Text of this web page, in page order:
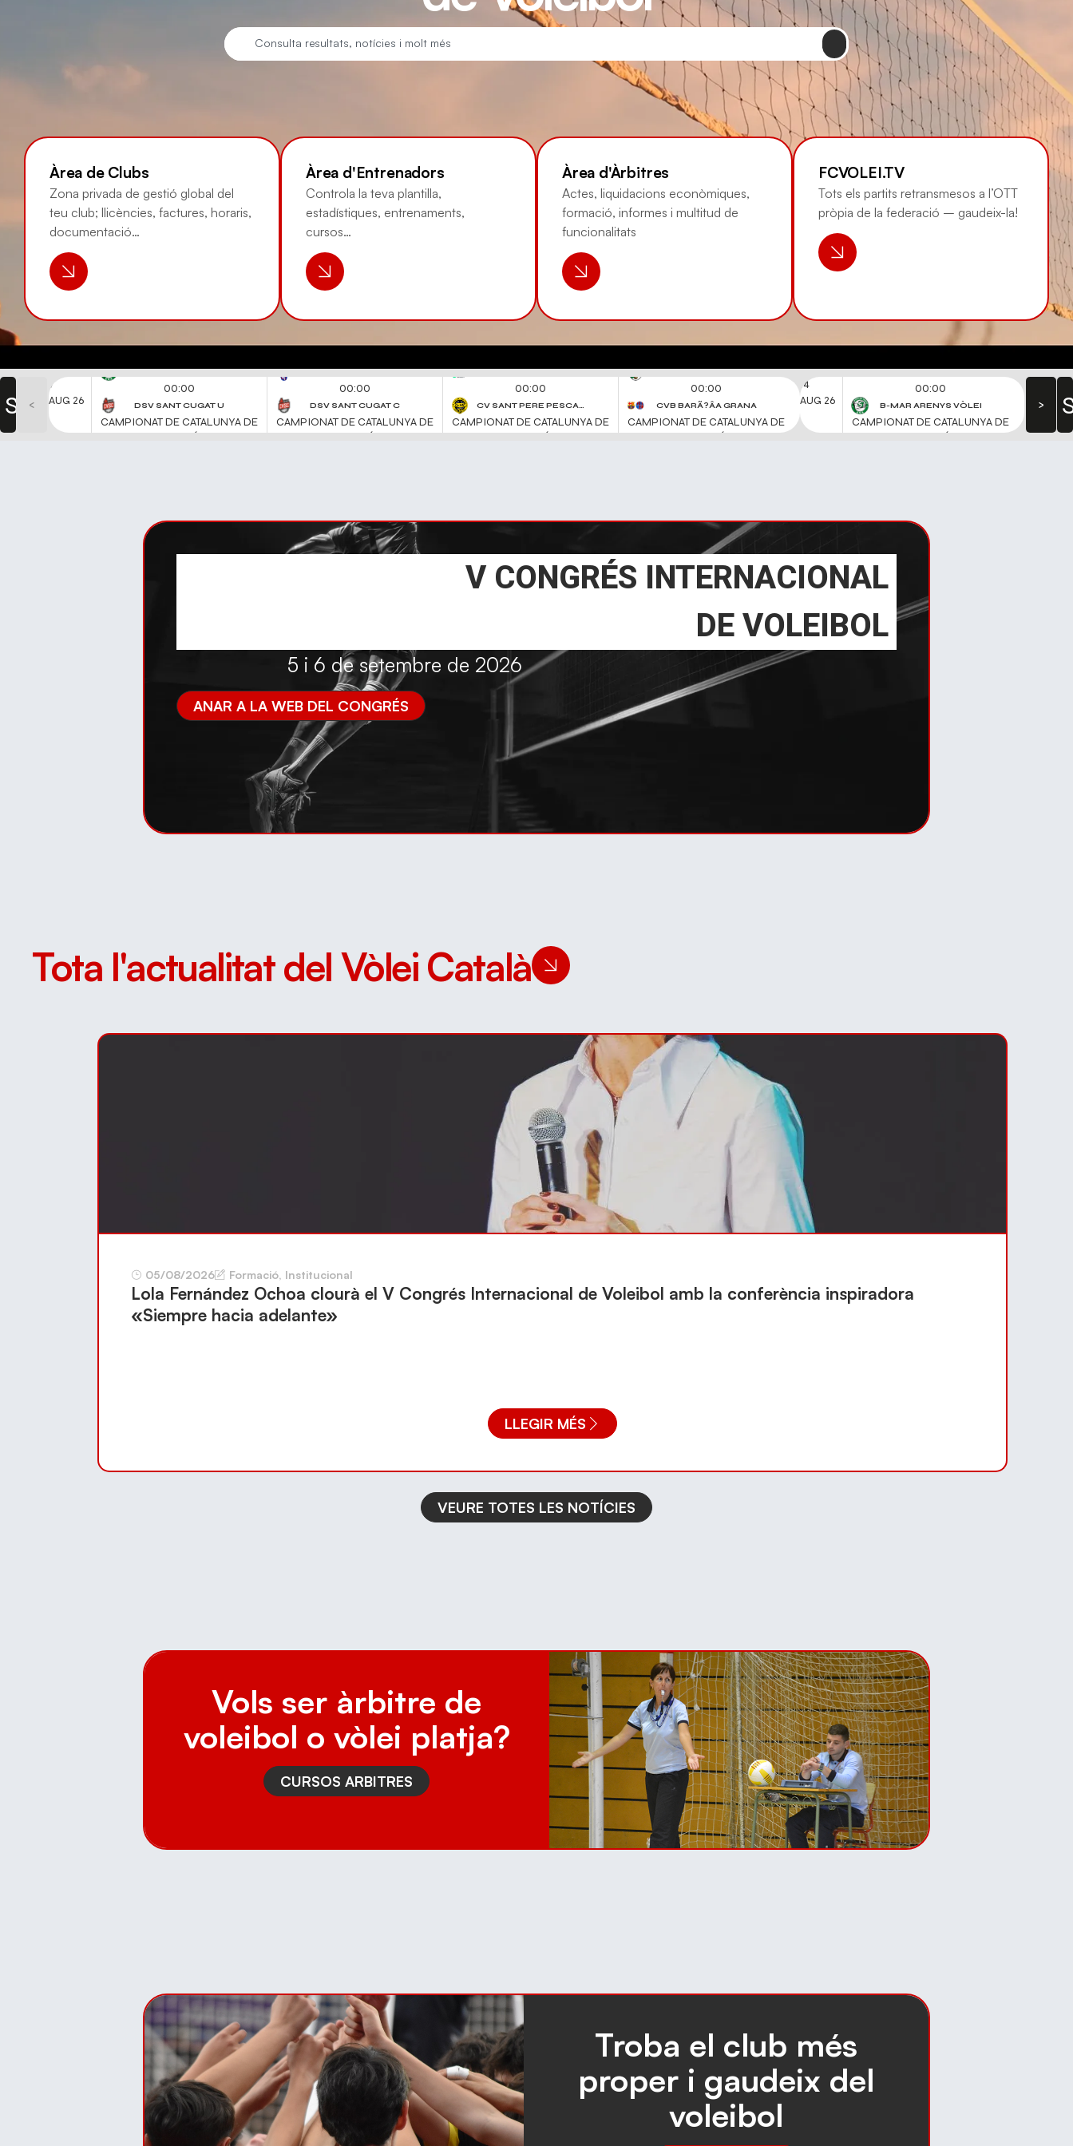
Àrea de Clubs
Zona privada de gestió global del
teu club; llicències, factures, horaris,
documentació…
Àrea d'Entrenadors
Controla la teva plantilla,
estadístiques, entrenaments,
cursos…
Àrea d'Àrbitres
Actes, liquidacions econòmiques,
formació, informes i multitud de
funcionalitats
FCVOLEI.TV
Tots els partits retransmesos a l’OTT
pròpia de la federació – gaudeix-la!
V CONGRÉS INTERNACIONAL
DE VOLEIBOL
5 i 6 de setembre de 2026
ANAR A LA WEB DEL CONGRÉS
Tota l'actualitat del Vòlei Català
05/08/2026 Formació, Institucional
Lola Fernández Ochoa clourà el V Congrés Internacional de Voleibol amb la conferència inspiradora
«Siempre hacia adelante»
LLEGIR MÉS
VEURE TOTES LES NOTÍCIES
Vols ser àrbitre de
voleibol o vòlei platja?
CURSOS ARBITRES
Troba el club més
proper i gaudeix del
voleibol